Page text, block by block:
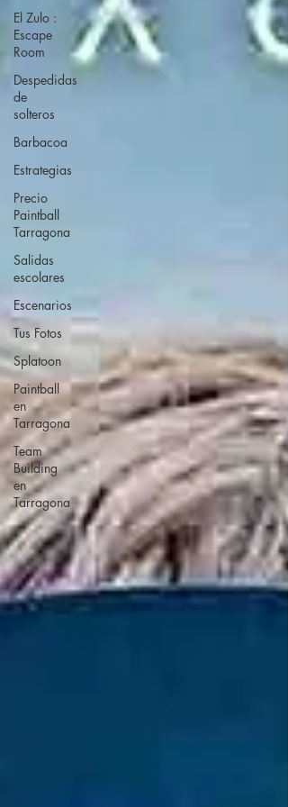
El Zulo :
Escape
Room
Despedidas
de
solteros
Barbacoa
Estrategias
Precio
Paintball
Tarragona
Salidas
escolares
Escenarios
Tus Fotos
Splatoon
Paintball
en
Tarragona
Team
Building
en
Tarragona